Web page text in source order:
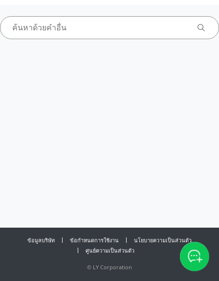
ข้อมูลบริษัท ข้อกำหนดการใช้งาน
นโยบายความเป็นส่วนตัว
ศูนย์ความเป็นส่วนตัว
© LY Corporation